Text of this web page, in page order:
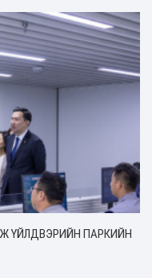
ҮЙЛДВЭРИЙН ПАРКИЙН